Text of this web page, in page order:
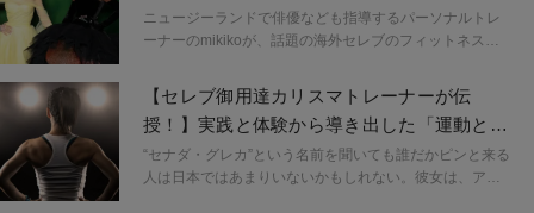
ニュージーランドで俳優なども指導するパーソナルトレ
ーナーのmikikoが、話題の海外セレブのフィットネス事
能人の身体を目指してダイエットに失敗していた過去が
あるため、「あの芸能人みたいになりたい」と気軽にダ
イエットを始める人に向けて、「身体のプロは舞台裏で
一般人とは比べ物にならない程の時間と労力を費やして
るんだよ」という新たな視点を紹介します。
【セレブ御用達カリスマトレーナーが伝
授！】実践と体験から導き出した「運動と食
事内容」の鉄則とは？
“セナダ・グレカ”という名前を聞いても誰だかピンと来る
人は日本ではあまりいないかもしれない。彼女は、アメ